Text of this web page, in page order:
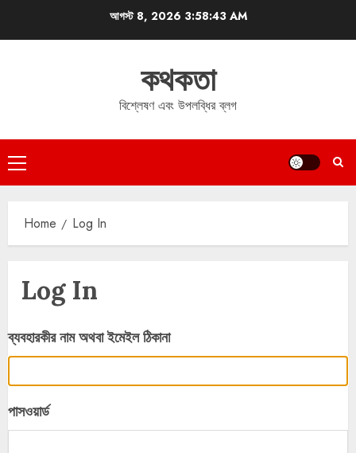
আগস্ট 8, 2026 3:58:43 AM
কথকতা
বিশ্লেষণ এবং উপলব্ধির ব্লগ
Primary
Menu
Home Log In
Log In
ব্যবহারকীর নাম অথবা ইমেইল ঠিকানা
পাসওয়ার্ড